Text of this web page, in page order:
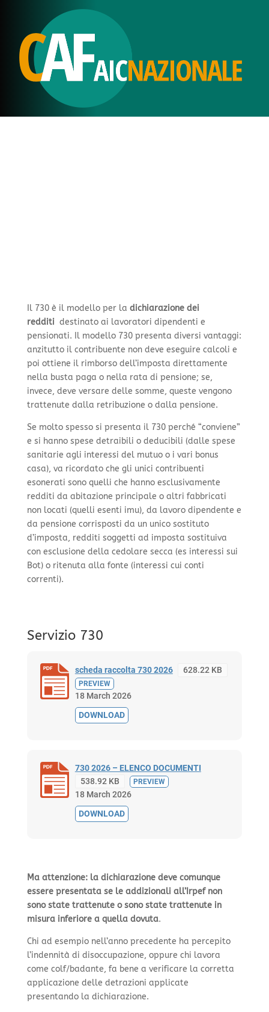
Il 730 è il modello per la dichiarazione dei
redditi destinato ai lavoratori dipendenti e
pensionati. Il modello 730 presenta diversi vantaggi:
anzitutto il contribuente non deve eseguire calcoli e
poi ottiene il rimborso dell’imposta direttamente
nella busta paga o nella rata di pensione; se,
invece, deve versare delle somme, queste vengono
trattenute dalla retribuzione o dalla pensione.
Se molto spesso si presenta il 730 perché “conviene”
e si hanno spese detraibili o deducibili (dalle spese
sanitarie agli interessi del mutuo o i vari bonus
casa), va ricordato che gli unici contribuenti
esonerati sono quelli che hanno esclusivamente
redditi da abitazione principale o altri fabbricati
non locati (quelli esenti imu), da lavoro dipendente e
da pensione corrisposti da un unico sostituto
d’imposta, redditi soggetti ad imposta sostituiva
con esclusione della cedolare secca (es interessi sui
Bot) o ritenuta alla fonte (interessi cui conti
correnti).
Servizio 730
scheda raccolta 730 2026 628.22 KB
PREVIEW
18 March 2026
DOWNLOAD
730 2026 – ELENCO DOCUMENTI
538.92 KB
PREVIEW
18 March 2026
DOWNLOAD
Ma attenzione: la dichiarazione deve comunque
essere presentata se le addizionali all’Irpef non
sono state trattenute o sono state trattenute in
misura inferiore a quella dovuta.
Chi ad esempio nell’anno precedente ha percepito
l’indennità di disoccupazione, oppure chi lavora
come colf/badante, fa bene a verificare la corretta
applicazione delle detrazioni applicate
presentando la dichiarazione.